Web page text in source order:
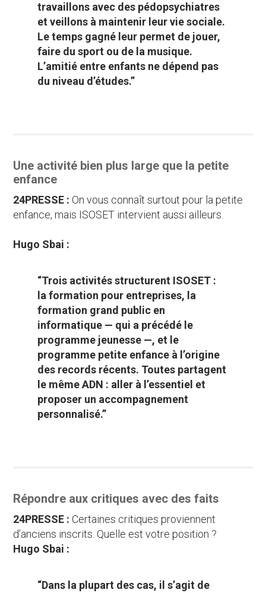
travaillons avec des pédopsychiatres
et veillons à maintenir leur vie sociale.
Le temps gagné leur permet de jouer,
faire du sport ou de la musique.
L’amitié entre enfants ne dépend pas
du niveau d’études.”
Une activité bien plus large que la petite
enfance
24PRESSE : On vous connaît surtout pour la petite
enfance, mais ISOSET intervient aussi ailleurs.
Hugo Sbai :
“Trois activités structurent ISOSET :
la formation pour entreprises, la
formation grand public en
informatique — qui a précédé le
programme jeunesse —, et le
programme petite enfance à l’origine
des records récents. Toutes partagent
le même ADN : aller à l’essentiel et
proposer un accompagnement
personnalisé.”
Répondre aux critiques avec des faits
24PRESSE : Certaines critiques proviennent
d’anciens inscrits. Quelle est votre position ?
Hugo Sbai :
“Dans la plupart des cas, il s’agit de